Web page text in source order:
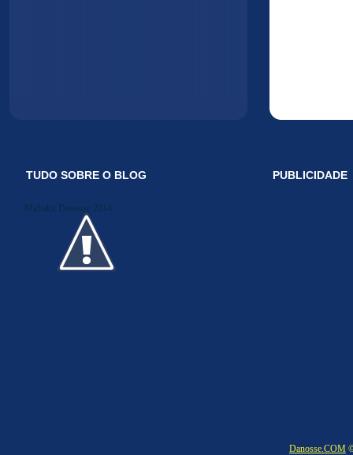
TUDO SOBRE O BLOG
Midiakit Danosse 2014
PUBLICIDADE
Danosse.COM